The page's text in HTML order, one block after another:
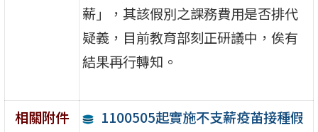
薪」，其該假別之課務費用是否排代
疑義，目前教育部刻正研議中，俟有
結果再行轉知。
相關附件 1100505起實施不支薪疫苖接種假